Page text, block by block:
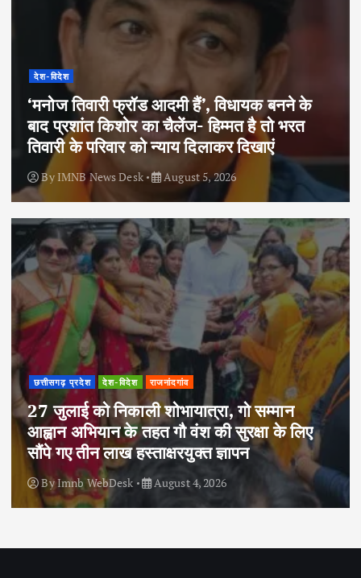
देश-विदेश
‘मनोज तिवारी फ्रॉड आदमी हैं’, विधायक बनने के
बाद प्रशांत किशोर का चैलेंज- हिम्मत है तो भरत
तिवारी के परिवार को न्याय दिलाकर दिखाएं
By IMNB News Desk August 5, 2026
छत्तीसगढ़ प्रदेश देश-विदेश राजनांदगांव
27 जुलाई को निकाली शोभायात्रा, गो सम्मान
आह्वान अभियान के तहत गौ वंश की सुरक्षा के लिए
सौंपे गए तीन लाख हस्ताक्षरयुक्त ज्ञापन
ByImnb WebDesk August 4, 2026